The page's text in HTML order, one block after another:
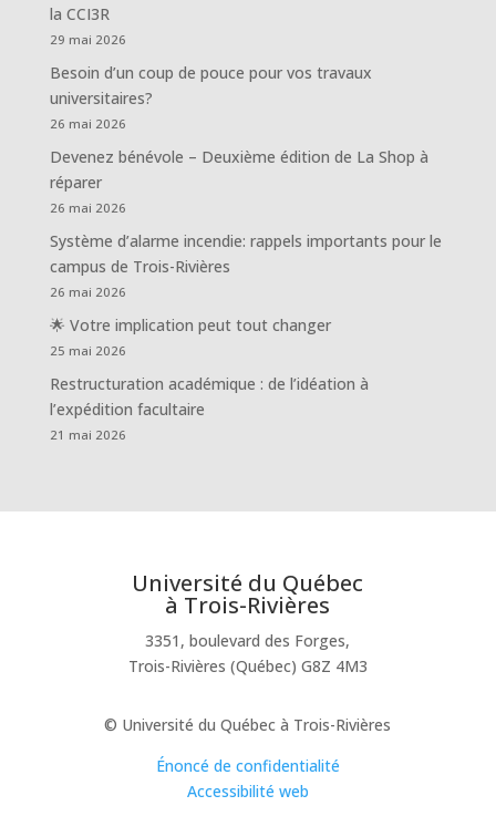
la CCI3R
29 mai 2026
Besoin d’un coup de pouce pour vos travaux
universitaires?
26 mai 2026
Devenez bénévole – Deuxième édition de La Shop à
réparer
26 mai 2026
Système d’alarme incendie: rappels importants pour le
campus de Trois-Rivières
26 mai 2026
🌟 Votre implication peut tout changer
25 mai 2026
Restructuration académique : de l’idéation à
l’expédition facultaire
21 mai 2026
Université du Québec
à Trois-Rivières
3351, boulevard des Forges,
Trois-Rivières (Québec) G8Z 4M3
© Université du Québec à Trois-Rivières
Énoncé de confidentialité
Accessibilité web